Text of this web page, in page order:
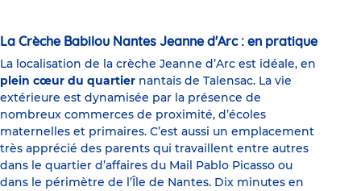
La Crèche Babilou Nantes Jeanne d'Arc : en pratique
La localisation de la crèche Jeanne d’Arc est idéale, en
plein cœur du quartier nantais de Talensac. La vie
extérieure est dynamisée par la présence de
nombreux commerces de proximité, d’écoles
maternelles et primaires. C’est aussi un emplacement
très apprécié des parents qui travaillent entre autres
dans le quartier d’affaires du Mail Pablo Picasso ou
dans le périmètre de l’Île de Nantes. Dix minutes en